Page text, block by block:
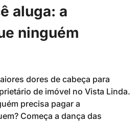
aluga: a
ninguém
dores de cabeça para
de imóvel no Vista Linda.
precisa pagar a
Começa a dança das